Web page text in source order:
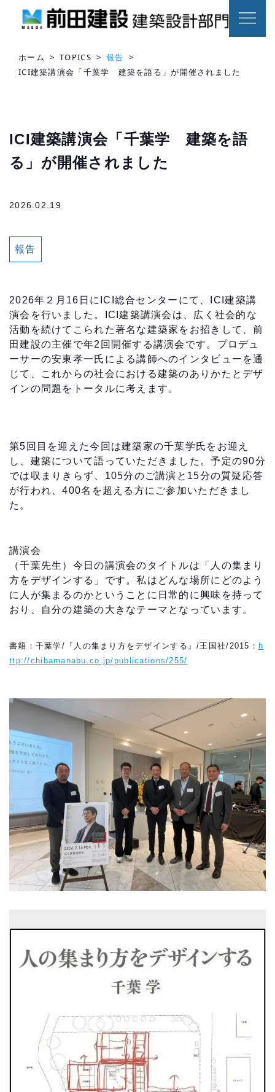
ホーム > TOPICS > 報告 >
ICI建築講演会「千葉学 建築を語る」が開催されました
ICI建築講演会「千葉学 建築を語
る」が開催されました
2026.02.19
報告
2026年２月16日にICI総合センターにて、ICI建築講
演会を行いました。ICI建築講演会は、広く社会的な
活動を続けてこられた著名な建築家をお招きして、前
田建設の主催で年2回開催する講演会です。プロデュ
ーサーの安東孝一氏による講師へのインタビューを通
じて、これからの社会における建築のありかたとデザ
インの問題をトータルに考えます。
第5回目を迎えた今回は建築家の千葉学氏をお迎え
し、建築について語っていただきました。予定の90分
では収まりきらず、105分のご講演と15分の質疑応答
が行われ、400名を超える方にご参加いただきまし
た。
講演会
（千葉先生）今日の講演会のタイトルは「人の集まり
方をデザインする」です。私はどんな場所にどのよう
に人が集まるのかということに日常的に興味を持って
おり、自分の建築の大きなテーマとなっています。
書籍：千葉学/『人の集まり方をデザインする』/王国社/2015： h
ttp://chibamanabu.co.jp/publications/255/